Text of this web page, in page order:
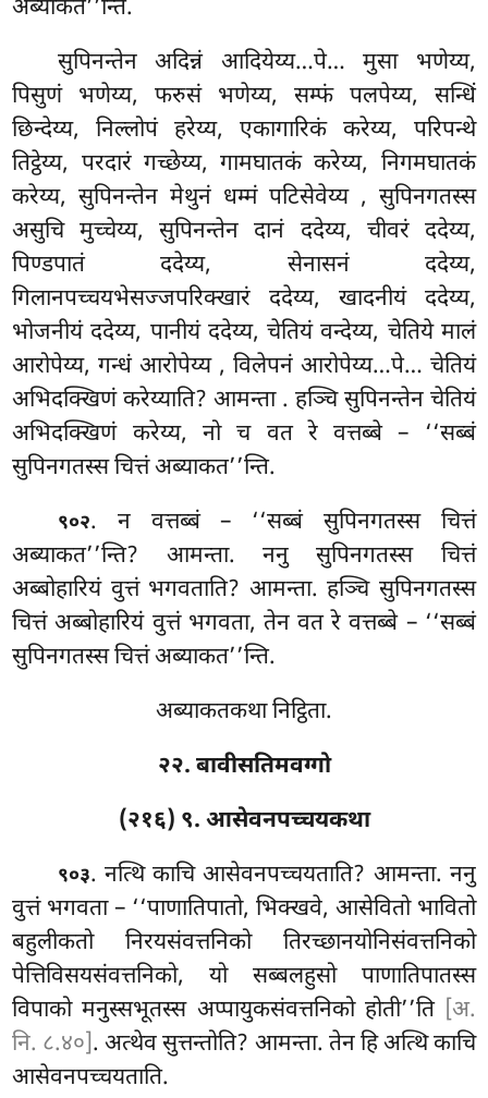
अब्याकत’’न्ति.
सुपिनन्तेन अदिन्नं आदियेय्य…पे… मुसा भणेय्य,
पिसुणं भणेय्य, फरुसं भणेय्य, सम्फं पलपेय्य, सन्धिं
छिन्देय्य, निल्लोपं हरेय्य, एकागारिकं करेय्य, परिपन्थे
तिट्ठेय्य, परदारं गच्छेय्य, गामघातकं करेय्य, निगमघातकं
करेय्य, सुपिनन्तेन मेथुनं धम्मं पटिसेवेय्य , सुपिनगतस्स
असुचि मुच्चेय्य, सुपिनन्तेन दानं ददेय्य, चीवरं ददेय्य,
पिण्डपातं ददेय्य, सेनासनं ददेय्य,
गिलानपच्चयभेसज्जपरिक्खारं ददेय्य, खादनीयं ददेय्य,
भोजनीयं ददेय्य, पानीयं ददेय्य, चेतियं वन्देय्य, चेतिये मालं
आरोपेय्य, गन्धं आरोपेय्य , विलेपनं आरोपेय्य…पे… चेतियं
अभिदक्खिणं करेय्याति? आमन्ता . हञ्चि सुपिनन्तेन चेतियं
अभिदक्खिणं करेय्य, नो च वत रे वत्तब्बे – ‘‘सब्बं
सुपिनगतस्स चित्तं अब्याकत’’न्ति.
९०२. न वत्तब्बं – ‘‘सब्बं सुपिनगतस्स चित्तं
अब्याकत’’न्ति? आमन्ता. ननु सुपिनगतस्स चित्तं
अब्बोहारियं वुत्तं भगवताति? आमन्ता. हञ्चि सुपिनगतस्स
चित्तं अब्बोहारियं वुत्तं भगवता, तेन वत रे वत्तब्बे – ‘‘सब्बं
सुपिनगतस्स चित्तं अब्याकत’’न्ति.
अब्याकतकथा निट्ठिता.
२२. बावीसतिमवग्गो
(२१६) ९. आसेवनपच्चयकथा
९०३. नत्थि काचि आसेवनपच्चयताति? आमन्ता. ननु
वुत्तं भगवता – ‘‘पाणातिपातो, भिक्खवे, आसेवितो भावितो
बहुलीकतो निरयसंवत्तनिको तिरच्छानयोनिसंवत्तनिको
पेत्तिविसयसंवत्तनिको, यो सब्बलहुसो पाणातिपातस्स
विपाको मनुस्सभूतस्स अप्पायुकसंवत्तनिको होती’’ति [अ.
नि. ८.४०]. अत्थेव सुत्तन्तोति? आमन्ता. तेन हि अत्थि काचि
आसेवनपच्चयताति.